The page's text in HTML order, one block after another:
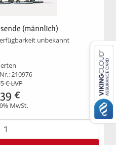
(männlich)
unbekannt
210976
€ UVP
€
MwSt.